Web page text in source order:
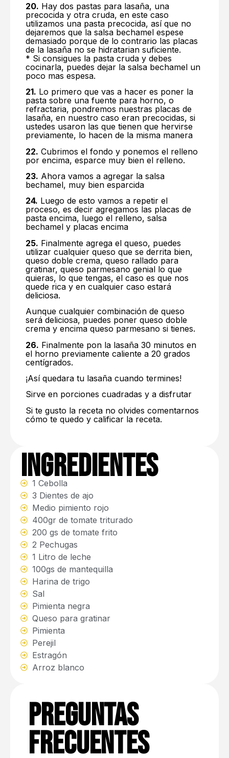
20. Hay dos pastas para lasaña, una
precocida y otra cruda, en este caso
utilizamos una pasta precocida, así que no
dejaremos que la salsa bechamel espese
demasiado porque de lo contrario las placas
de la lasaña no se hidratarian suficiente.
* Si consigues la pasta cruda y debes
cocinarla, puedes dejar la salsa bechamel un
poco mas espesa.
21. Lo primero que vas a hacer es poner la
pasta sobre una fuente para horno, o
refractaria, pondremos nuestras placas de
lasaña, en nuestro caso eran precocidas, si
ustedes usaron las que tienen que hervirse
previamente, lo hacen de la misma manera
22. Cubrimos el fondo y ponemos el relleno
por encima, esparce muy bien el relleno.
23. Ahora vamos a agregar la salsa
bechamel, muy bien esparcida
24. Luego de esto vamos a repetir el
proceso, es decir agregamos las placas de
pasta encima, luego el relleno, salsa
bechamel y placas encima
25. Finalmente agrega el queso, puedes
utilizar cualquier queso que se derrita bien,
queso doble crema, queso rallado para
gratinar, queso parmesano genial lo que
quieras, lo que tengas, el caso es que nos
quede rica y en cualquier caso estará
deliciosa.
Aunque cualquier combinación de queso
será deliciosa, puedes poner queso doble
crema y encima queso parmesano si tienes.
26. Finalmente pon la lasaña 30 minutos en
el horno previamente caliente a 20 grados
centígrados.
¡Así quedara tu lasaña cuando termines!
Sirve en porciones cuadradas y a disfrutar
Si te gusto la receta no olvides comentarnos
cómo te quedo y calificar la receta.
Ingredientes
1 Cebolla
3 Dientes de ajo
Medio pimiento rojo
400gr de tomate triturado
200 gs de tomate frito
2 Pechugas
1 Litro de leche
100gs de mantequilla
Harina de trigo
Sal
Pimienta negra
Queso para gratinar
Pimienta
Perejil
Estragón
Arroz blanco
Preguntas
Frecuentes